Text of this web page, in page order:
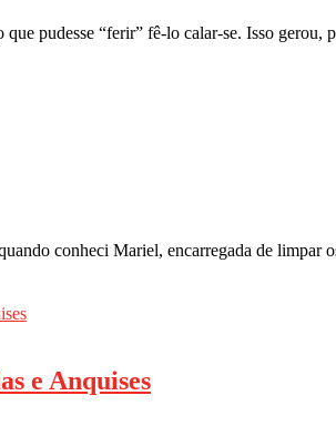
pudesse “ferir” fê-lo calar-se. Isso gerou,
conheci Mariel, encarregada de limpar
e Anquises